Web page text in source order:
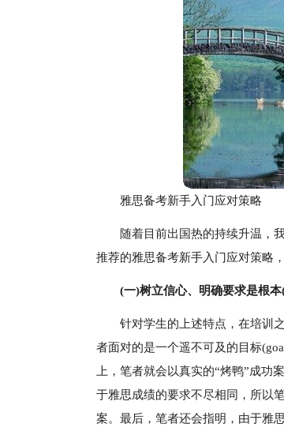
雅思备考新手入门应对策略
随着目前出国热的持续升温，
推荐的雅思备考新手入门应对策略，
(一)树立信心、明确要求是根本
针对学生的上述特点，在培训
者面对的是一个遥不可及的目标
上，笔者就会以真实的“烤鸭”成
于雅思成绩的要求不尽相同，所以
案。最后，笔者还会指明，由于雅